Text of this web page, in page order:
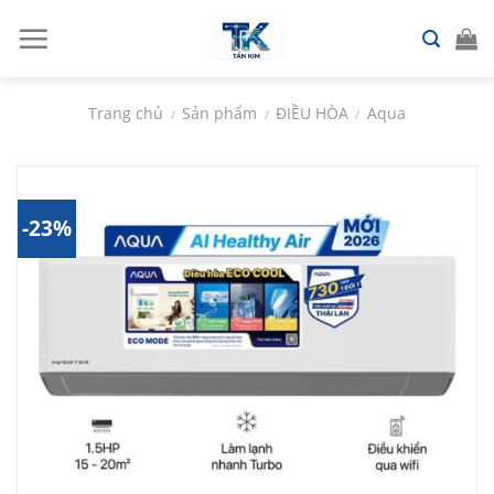
đến
Trang chủ / Sản phẩm / ĐIỀU HÒA / Aqua
-23%